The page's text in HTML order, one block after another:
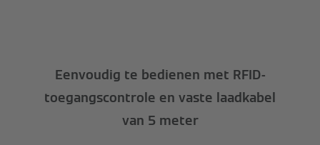
Eenvoudig te bedienen met RFID-
toegangscontrole en vaste laadkabel
van 5 meter